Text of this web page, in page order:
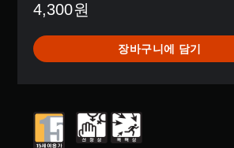
별
으
로
부
별
4,300원
장바구니에 담기